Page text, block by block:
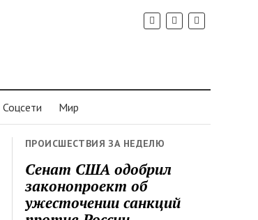
Соцсети Мир
ПРОИСШЕСТВИЯ ЗА НЕДЕЛЮ
Сенат США одобрил
законопроект об
ужесточении санкций